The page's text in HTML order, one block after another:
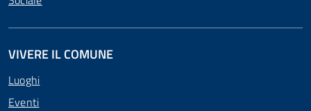
VIVERE IL COMUNE
Luoghi
Eventi